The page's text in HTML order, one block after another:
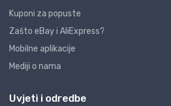
Kuponi za popuste
Zašto eBay i AliExpress?
Mobilne aplikacije
Mediji o nama
Uvjeti i odredbe